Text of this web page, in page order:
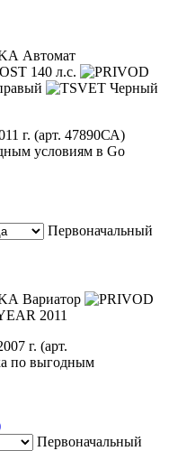
Автомат
140 л.с.
Черный
Первоначальный
Вариатор
2011
Первоначальный